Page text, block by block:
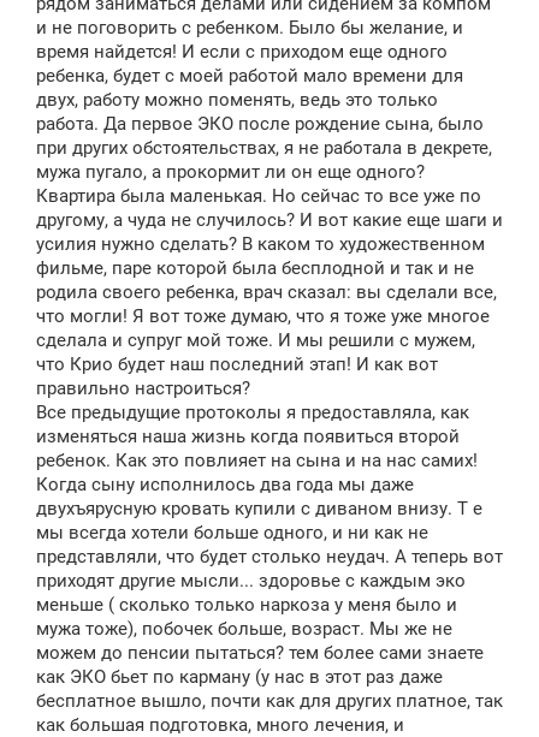
и не поговорить с ребенком. Было бы желание, и
время найдется! И если с приходом еще одного
ребенка, будет с моей работой мало времени для
двух, работу можно поменять, ведь это только
работа. Да первое ЭКО после рождение сына, было
при других обстоятельствах, я не работала в декрете,
мужа пугало, а прокормит ли он еще одного?
Квартира была маленькая. Но сейчас то все уже по
другому, а чуда не случилось? И вот какие еще шаги и
усилия нужно сделать? В каком то художественном
фильме, паре которой была бесплодной и так и не
родила своего ребенка, врач сказал: вы сделали все,
что могли! Я вот тоже думаю, что я тоже уже многое
сделала и супруг мой тоже. И мы решили с мужем,
что Крио будет наш последний этап! И как вот
правильно настроиться?
Все предыдущие протоколы я предоставляла, как
изменяться наша жизнь когда появиться второй
ребенок. Как это повлияет на сына и на нас самих!
Когда сыну исполнилось два года мы даже
двухъярусную кровать купили с диваном внизу. Т е
мы всегда хотели больше одного, и ни как не
представляли, что будет столько неудач. А теперь вот
приходят другие мысли... здоровье с каждым эко
меньше ( сколько только наркоза у меня было и
мужа тоже), побочек больше, возраст. Мы же не
можем до пенсии пытаться? тем более сами знаете
как ЭКО бьет по карману (у нас в этот раз даже
бесплатное вышло, почти как для других платное, так
как большая подготовка, много лечения, и